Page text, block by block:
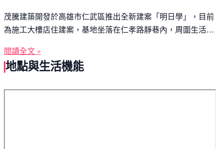
茂騰建築開發於高雄市仁武區推出全新建案「明日學」，目前
為施工大樓店住建案，基地坐落在仁孝路靜巷內，周圍生活圈
中。走路3分鐘可到仁孝路綠地公園、開車四分鐘可抵極限公
園、大豐公園。採買購物也很方便，只要開車3分鐘就能到全
閱讀全文 »
地點與生活機能